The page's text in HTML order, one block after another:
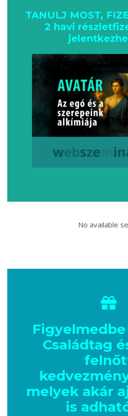
TANULJ MOST,
2 havi
No available
Családtag
melyek akár
is